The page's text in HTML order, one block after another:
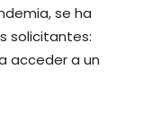
se ha
solicitantes:
acceder a un